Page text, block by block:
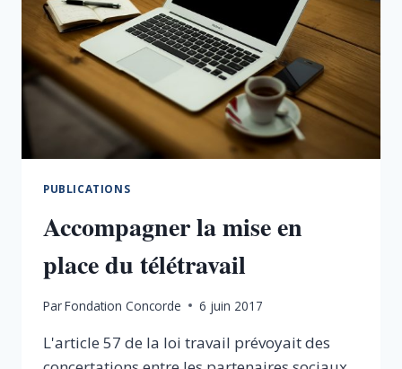
ÉCONOMIE
ET
L’AVENIR
DE
NOTRE
PAYS
?
PUBLICATIONS
Accompagner la mise en
place du télétravail
ParFondation Concorde 6 juin 2017
L'article 57 de la loi travail prévoyait des